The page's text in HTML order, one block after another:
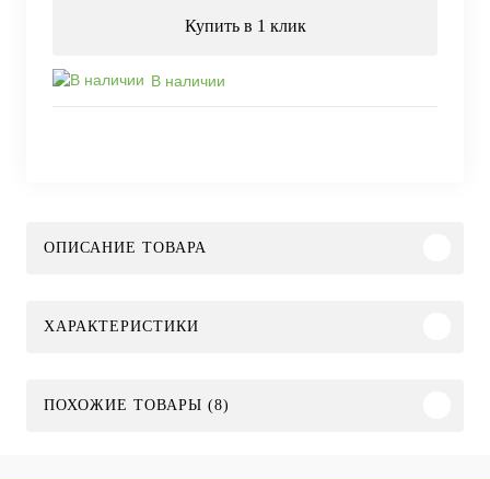
Купить в 1 клик
В наличии
ОПИСАНИЕ ТОВАРА
ХАРАКТЕРИСТИКИ
ПОХОЖИЕ ТОВАРЫ (8)